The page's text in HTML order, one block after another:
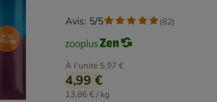
À l'unité 5,97 €
4,99 €
13,86 € / kg
Avis: 5/5 (82)